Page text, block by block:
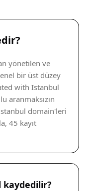
yönetilen ve
bir üst düzey
with Istanbul
aranmaksızın
domain'leri
45 kayıt
kaydedilir?